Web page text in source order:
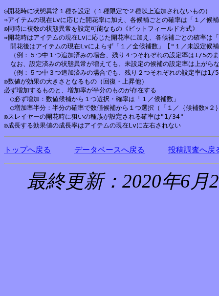
◎開花時に状態異常１種を設定（１種限定で２種以上追加されないもの）
⇒アイテムの現在Lvに応じた開花率に加え、各候補ごとの確率は「１／候
◎同時に複数の状態異常を設定可能なもの《ビットフィールド方式》
⇒開花時はアイテムの現在Lvに応じた開花率に加え、各候補ごとの確率は
開花後はアイテムの現在Lvによらず「１／全候補数」【"１／未設定候
（例：５つ中１つ追加済みの場合、残り４つそれぞれの設定率は1/5の
なお、設定済みの状態異常が増えても、未設定の候補の設定率は上がら
（例：５つ中３つ追加済みの場合でも、残り２つそれぞれの設定率は1/
◎数値が効果の大きさとなるもの（回復・上昇他）
必ず増加するものと、増加率が半分のものが存在する
○必ず増加：数値候補から１つ選択・確率は「１／候補数」
○増加率半分：半分の確率で数値候補から１つ選択（「１／｛候補数×２
◎スレイヤーの開花時に狙いの種族が設定される確率は"1/34"
トップへ戻る データベースへ戻る 投稿調査へ戻
最終更新：2020年6